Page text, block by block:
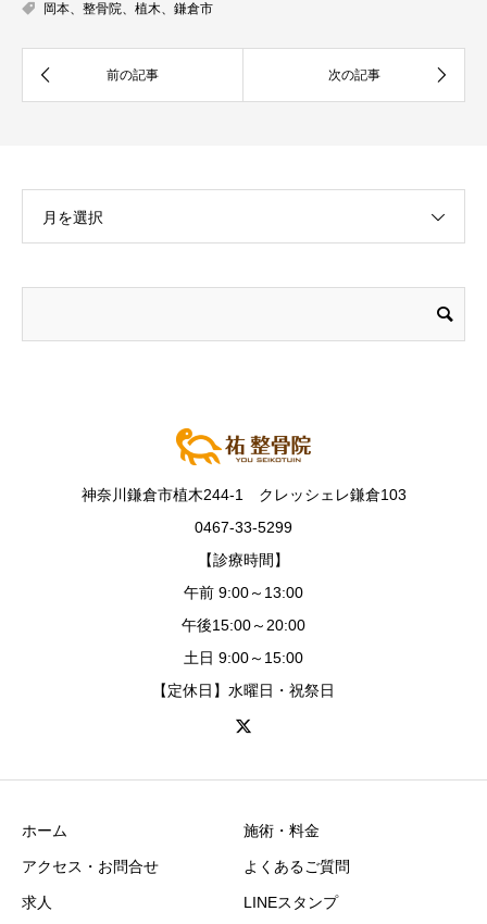
岡本、整骨院、植木、鎌倉市
月を選択
神奈川鎌倉市植木244-1 クレッシェレ鎌倉103
0467-33-5299
【診療時間】
午前 9:00～13:00
午後15:00～20:00
土日 9:00～15:00
【定休日】水曜日・祝祭日
ホーム 施術・料金
アクセス・お問合せ よくあるご質問
求人 LINEスタンプ